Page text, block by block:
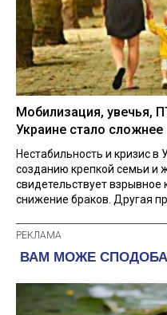
Мобилизация, увечья,
Украине стало сложнее
Нестабильность и кризис в
созданию крепкой семьи и
свидетельствует взрывное
снижение браков. Другая